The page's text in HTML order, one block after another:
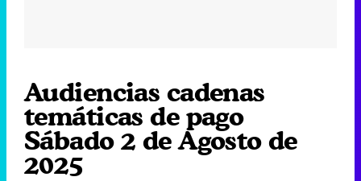
Audiencias cadenas
temáticas de pago
Sábado 2 de Agosto de
2025